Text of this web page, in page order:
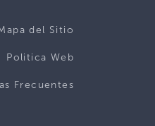
del Sitio
Politica Web
Frecuentes